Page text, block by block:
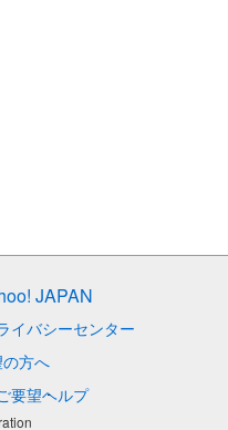
JAPAN
イバシーセンター
方へ
要望ヘルプ